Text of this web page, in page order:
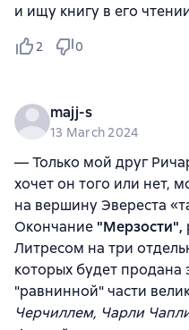
и ищу книгу в его
2 0
majj-s
13 March 2024
— Только мой друг
хочет он того или нет,
на вершину Эвереста
Окончание "Мерзости",
Литресом на три
которых будет продана
"равнинной" части
Черчиллем, Чарли